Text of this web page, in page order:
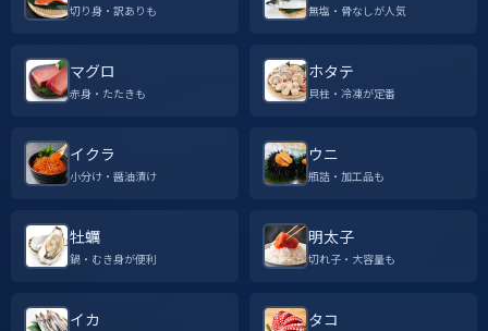
切り身・訳ありも 無塩・骨なしが人気
マグロ
赤身・たたきも
ホタテ
貝柱・冷凍が定番
イクラ
小分け・醤油漬け
ウニ
瓶詰・加工品も
牡蠣
鍋・むき身が便利
明太子
切れ子・大容量も
イカ タコ